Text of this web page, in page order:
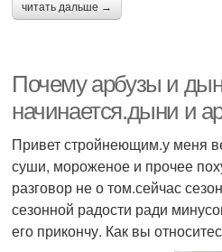
читать дальше →
Почему арбузы и
начинается.дыни и
Привет стройнеющим.у меня
суши, мороженое и прочее
разговор не о том.сейчас
сезонной радости ради
его прикончу. Как вы